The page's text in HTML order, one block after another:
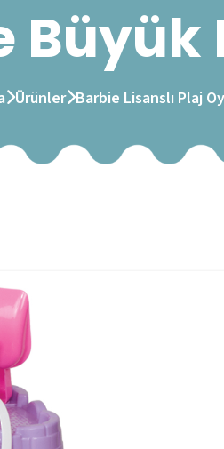
Büyük
Ürünler Barbie Lisanslı Plaj